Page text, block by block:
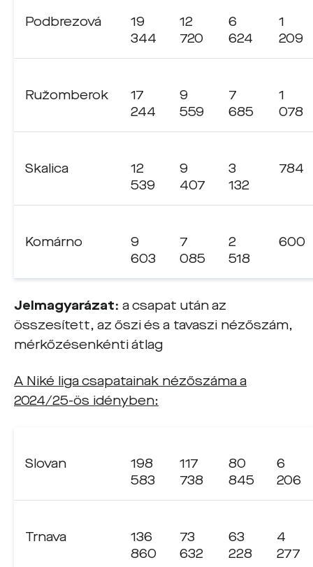
Podbrezová
19
344
12
720
6
624
1
209
Ružomberok
17
244
9
559
7
685
1
078
Skalica
12
539
9
407
3
132
784
Komárno
9
603
7
085
2
518
600
Jelmagyarázat: a csapat után az
összesített, az őszi és a tavaszi nézőszám,
mérkőzésenkénti átlag
A Niké liga csapatainak nézőszáma a
2024/25-ös idényben:
Slovan
198
583
117
738
80
845
6
206
Trnava
136
860
73
632
63
228
4
277